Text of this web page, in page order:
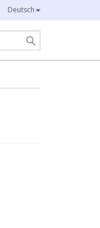
Deutsch